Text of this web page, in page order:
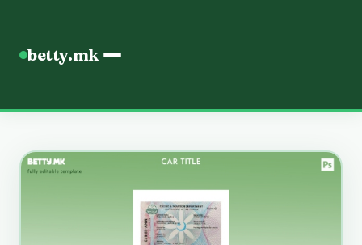
betty.mk